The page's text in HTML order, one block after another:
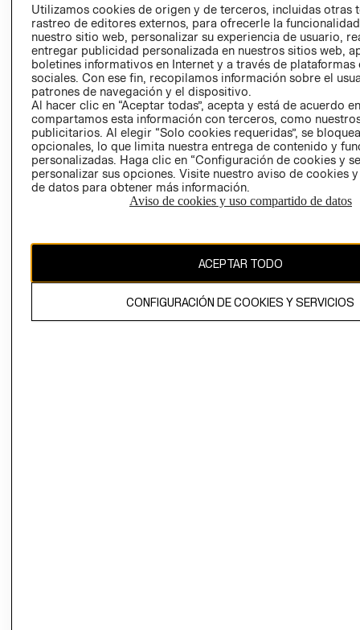
AVISO DE
PRIVACIDAD
GIFT CARD
AVISO DE
COOKIES
Uruguay ($U)
El contenido de esta página web está protegido por copyright y es
propiedad de H&M Hennes & Mauritz AB.
Utilizamos cookies de origen y de terceros, incluidas otras
rastreo de editores externos, para ofrecerle la
nuestro sitio web, personalizar su experiencia de usuario,
entregar publicidad personalizada en nuestros sitios web,
boletines informativos en Internet y a través de plataformas
sociales. Con ese fin, recopilamos información sobre el
patrones de navegación y el dispositivo.
Al hacer clic en “Aceptar todas”, acepta y está de acuerdo
compartamos esta información con terceros, como
publicitarios. Al elegir “Solo cookies requeridas”, se
opcionales, lo que limita nuestra entrega de contenido y
personalizadas. Haga clic en “Configuración de cookies y
personalizar sus opciones. Visite nuestro aviso de cookies
de datos para obtener más información.
Aviso de cookies y uso compartido de datos
ACEPTAR TODO
CONFIGURACIÓN DE COOKIES Y SERVICIOS